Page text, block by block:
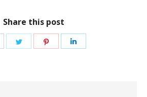
Share this post
ПоделитьсяПоделитьсяПоделиться